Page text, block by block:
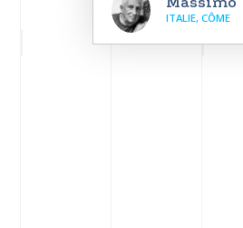
ITALIE, CÔME